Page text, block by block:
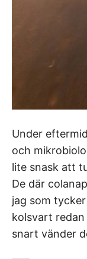
Under
och
lite snask att
De där
jag som
kolsvart
snart vänder